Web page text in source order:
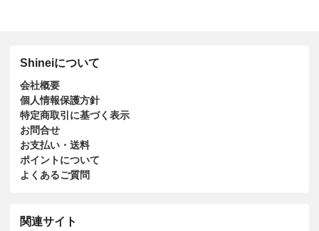
Shineiについて
会社概要
個人情報保護方針
特定商取引に基づく表示
お問合せ
お支払い・送料
ポイントについて
よくあるご質問
関連サイト